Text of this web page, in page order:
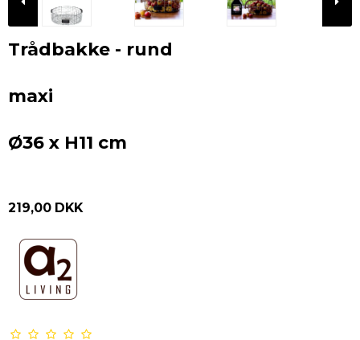
Trådbakke - rund
maxi
Ø36 x H11 cm
219,00 DKK